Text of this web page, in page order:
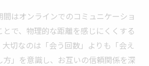
間はオンラインでのコミュニケーショ
とで、物理的な距離を感じにくくする
大切なのは「会う回数」よりも「会え
方」を意識し、お互いの信頼関係を深